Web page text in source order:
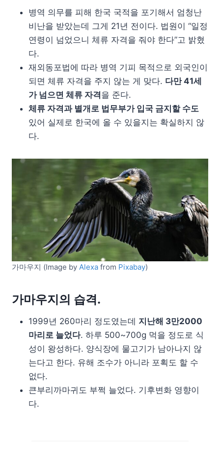
병역 의무를 피해 한국 국적을 포기해서 엄청난
비난을 받았는데 그게 21년 전이다. 법원이 “일정
연령이 넘었으니 체류 자격을 줘야 한다”고 밝혔
다.
재외동포법에 따라 병역 기피 목적으로 외국인이
되면 체류 자격을 주지 않는 게 맞다. 다만 41세
가 넘으면 체류 자격을 준다.
체류 자격과 별개로 법무부가 입국 금지할 수도
있어 실제로 한국에 올 수 있을지는 확실하지 않
다.
가마우지 (Image by Alexa from Pixabay)
가마우지의 습격.
1999년 260마리 정도였는데 지난해 3만2000
마리로 늘었다. 하루 500~700g 먹을 정도로 식
성이 왕성하다. 양식장에 물고기가 남아나지 않
는다고 한다. 유해 조수가 아니라 포획도 할 수
없다.
큰부리까마귀도 부쩍 늘었다. 기후변화 영향이
다.